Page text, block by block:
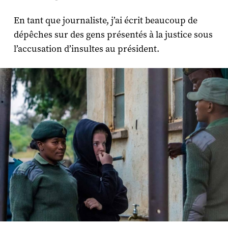
En tant que journaliste, j’ai écrit beaucoup de
dépêches sur des gens présentés à la justice sous
l’accusation d’insultes au président.